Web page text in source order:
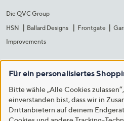
Die QVC Group
HSN
Ballard Designs Frontgate
Improvements
Für ein personalisiertes
Bitte wähle „Alle Cookies
einverstanden bist, dass wir in
Drittanbietern auf deinem